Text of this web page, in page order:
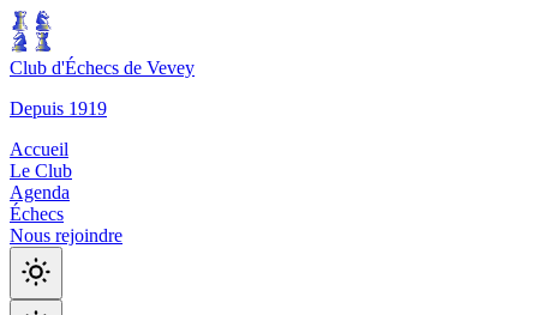
Club d'Échecs de Vevey
Depuis 1919
Accueil
Le Club
Agenda
Échecs
Nous rejoindre